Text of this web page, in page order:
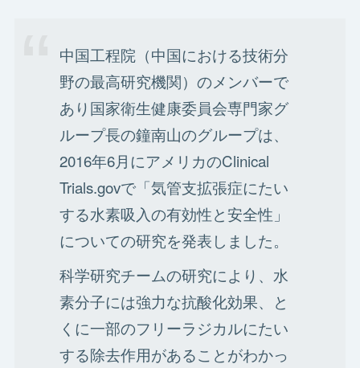
中国工程院（中国における技術分
野の最高研究機関）のメンバーで
あり国家衛生健康委員会専門家グ
ループ長の鐘南山のグループは、
2016年6月にアメリカのClinical
Trials.govで「気管支拡張症にたい
する水素吸入の有効性と安全性」
についての研究を発表しました。
科学研究チームの研究により、水
素分子には強力な抗酸化効果、と
くに一部のフリーラジカルにたい
する除去作用があることがわかっ